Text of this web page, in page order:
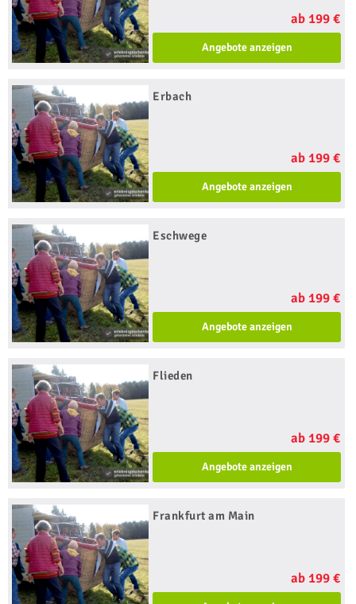
ab 199 €
Angebote anzeigen
Erbach
ab 199 €
Angebote anzeigen
Eschwege
ab 199 €
Angebote anzeigen
Flieden
ab 199 €
Angebote anzeigen
Frankfurt am Main
ab 199 €